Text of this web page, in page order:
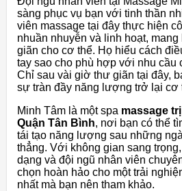
sàng phục vụ bạn với tinh thần
viên massage tại đây thực hiện
nhuần nhuyễn và linh hoạt,
giãn cho cơ thể. Họ hiểu cách
tay sao cho phù hợp với nhu cầu
Chỉ sau vài giờ thư giãn tại đây,
sự tràn đầy năng lượng trở lại cơ
Minh Tâm là một spa massage
Quận Tân Bình, nơi bạn có thể
tái tạo năng lượng sau những
thẳng. Với không gian sang
dạng và đội ngũ nhân viên
chọn hoàn hảo cho một trải
nhất mà bạn nên tham khảo.